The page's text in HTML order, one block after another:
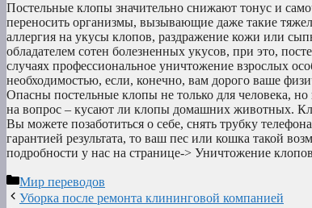
Постельные клопы значительно снижают тонус и
переносить организмы, вызывающие даже такие
аллергия на укусы клопов, раздражение кожи или
обладателем сотен болезненных укусов, при это,
случаях профессиональное уничтожение взрослых
необходимостью, если, конечно, вам дорого ваше
Опасны постельные клопы не только для человека,
на вопрос – кусают ли клопы домашних животных.
Вы можете позаботиться о себе, снять трубку
гарантией результата, то ваш пес или кошка такой
подробности у нас на странице-> Уничтожение
Рубрики
Мир переводов
Уборка после ремонта клининговой компанией